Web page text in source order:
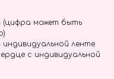
(цифра может быть
ленте
с индивидуальной